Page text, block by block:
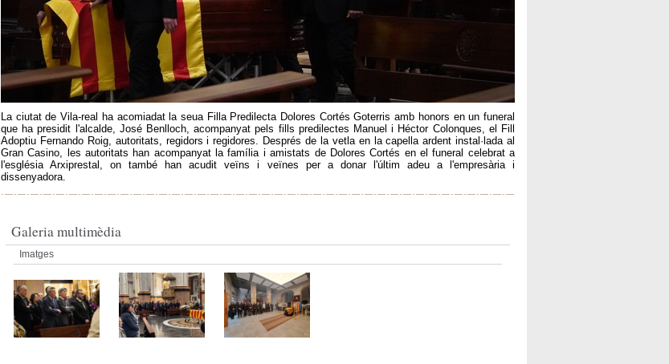
La ciutat de Vila-real ha acomiadat la seua Filla Predilecta Dolores Cortés Goterris amb honors en un funeral
que ha presidit l'alcalde, José Benlloch, acompanyat pels fills predilectes Manuel i Héctor Colonques, el Fill
Adoptiu Fernando Roig, autoritats, regidors i regidores. Després de la vetla en la capella ardent instal·lada al
Gran Casino, les autoritats han acompanyat la família i amistats de Dolores Cortés en el funeral celebrat a
l'església Arxiprestal, on també han acudit veïns i veïnes per a donar l'últim adeu a l'empresària i
dissenyadora.
Galeria multimèdia
Imatges